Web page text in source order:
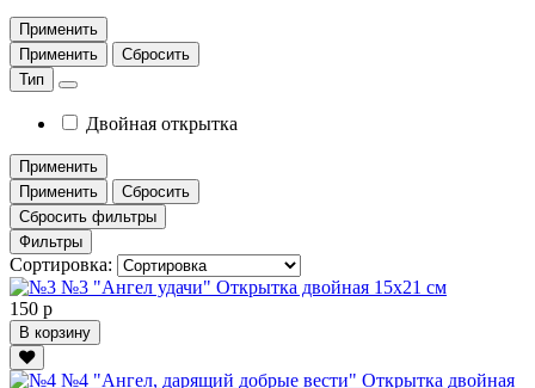
Применить
Применить
Сбросить
Тип
Двойная открытка
Применить
Применить
Сбросить
Сбросить фильтры
Фильтры
Сортировка:
№3 "Ангел удачи" Открытка двойная 15х21 см
150 р
В корзину
№4 "Ангел, дарящий добрые вести" Открытка двойная